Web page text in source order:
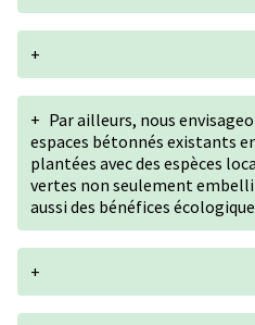
+
+ Par ailleurs, nous
espaces bétonnés existants
plantées avec des espèces
vertes non seulement
aussi des bénéfices
+